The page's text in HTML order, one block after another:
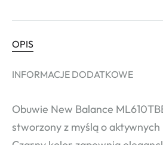
OPIS
INFORMACJE DODATKOWE
Obuwie New Balance
stworzony z myślą o aktywnych